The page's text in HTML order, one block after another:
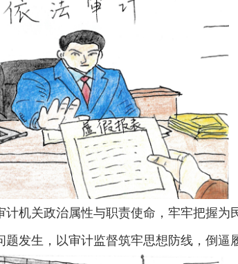
机关政治属性与职责使命，牢牢把握
发生，以审计监督筑牢思想防线，倒逼